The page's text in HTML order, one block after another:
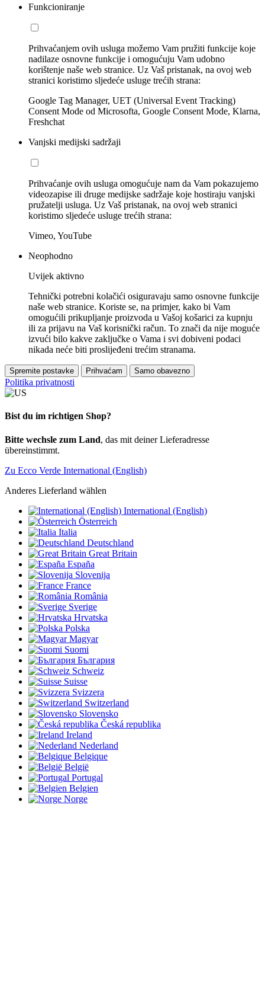
Funkcioniranje
Prihvaćanjem ovih usluga možemo Vam pružiti funkcije koje
nadilaze osnovne funkcije i omogućuju Vam udobno
korištenje naše web stranice. Uz Vaš pristanak, na ovoj web
stranici koristimo sljedeće usluge trećih strana:
Google Tag Manager, UET (Universal Event Tracking)
Consent Mode od Microsofta, Google Consent Mode, Klarna,
Freshchat
Vanjski medijski sadržaji
Prihvaćanje ovih usluga omogućuje nam da Vam pokazujemo
videozapise ili druge medijske sadržaje koje hostiraju vanjski
pružatelji usluga. Uz Vaš pristanak, na ovoj web stranici
koristimo sljedeće usluge trećih strana:
Vimeo, YouTube
Neophodno
Uvijek aktivno
Tehnički potrebni kolačići osiguravaju samo osnovne funkcije
naše web stranice. Koriste se, na primjer, kako bi Vam
omogućili prikupljanje proizvoda u Vašoj košarici za kupnju
ili za prijavu na Vaš korisnički račun. To znači da nije moguće
izvući bilo kakve zaključke o Vama i svi dobiveni podaci
nikada neće biti proslijeđeni trećim stranama.
Spremite postavke Prihvaćam Samo obavezno
Politika privatnosti
Bist du im richtigen Shop?
Bitte wechsle zum Land, das mit deiner Lieferadresse
übereinstimmt.
Zu Ecco Verde International (English)
Anderes Lieferland wählen
International (English)
Österreich
Italia
Deutschland
Great Britain
España
Slovenija
France
România
Sverige
Hrvatska
Polska
Magyar
Suomi
България
Schweiz
Suisse
Svizzera
Switzerland
Slovensko
Česká republika
Ireland
Nederland
Belgique
België
Portugal
Belgien
Norge